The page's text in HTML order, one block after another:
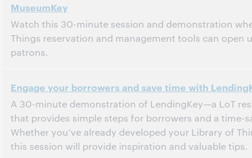
MuseumKey
Watch this 30-minute session and demonstration
Things reservation and management tools can open
patrons.
Diese Veranstaltung hat bereits stattgefunden..Archiv
Engage your borrowers and save time with
A 30-minute demonstration of LendingKey—a LoT
that provides simple steps for borrowers and a time-
Whether you’ve already developed your Library of
this session will provide inspiration and valuable tips.